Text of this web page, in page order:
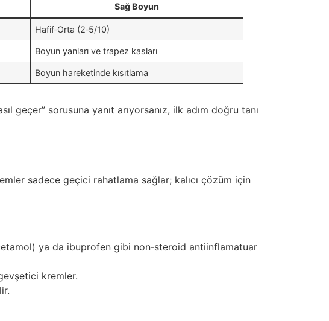
Sağ Boyun
Hafif‑Orta (2‑5/10)
Boyun yanları ve trapez kasları
Boyun hareketinde kısıtlama
geçer” sorusuna yanıt arıyorsanız, ilk adım doğru tanı
sadece geçici rahatlama sağlar; kalıcı çözüm için
ya da ibuprofen gibi non‑steroid antiinflamatuar
kremler.